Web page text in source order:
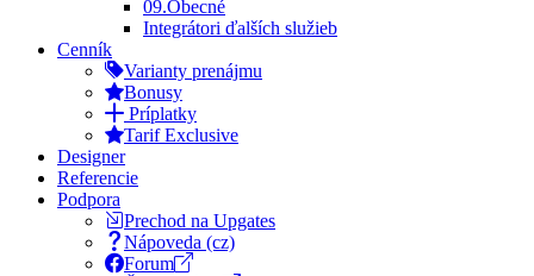
09.Obecné
Integrátori ďalších služieb
Cenník
Varianty prenájmu
Bonusy
Príplatky
Tarif Exclusive
Designer
Referencie
Podpora
Prechod na Upgates
Nápoveda (cz)
Forum